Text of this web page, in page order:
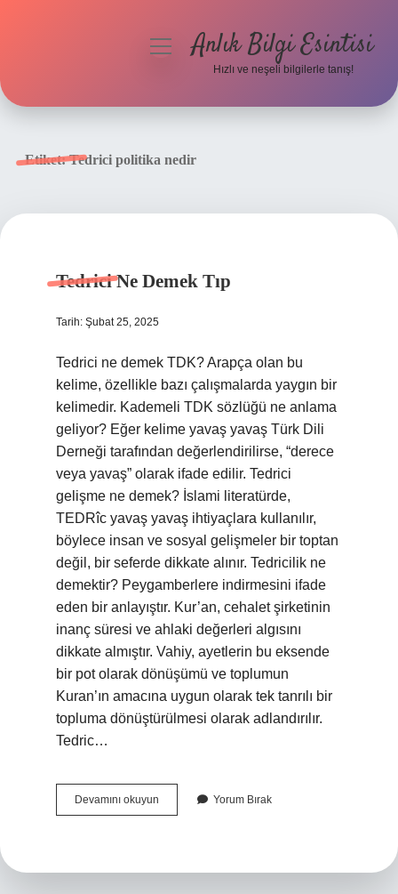
menüyüAnlık Bilgi Esintisi
Hızlı ve neşeli bilgilerle tanış!
Etiket:Tedrici politika nedir
Tedrici Ne Demek Tıp
Tarih: Şubat 25, 2025
Tedrici ne demek TDK? Arapça olan bu
kelime, özellikle bazı çalışmalarda yaygın bir
kelimedir. Kademeli TDK sözlüğü ne anlama
geliyor? Eğer kelime yavaş yavaş Türk Dili
Derneği tarafından değerlendirilirse, “derece
veya yavaş” olarak ifade edilir. Tedrici
gelişme ne demek? İslami literatürde,
TEDRîc yavaş yavaş ihtiyaçlara kullanılır,
böylece insan ve sosyal gelişmeler bir toptan
değil, bir seferde dikkate alınır. Tedricilik ne
demektir? Peygamberlere indirmesini ifade
eden bir anlayıştır. Kur’an, cehalet şirketinin
inanç süresi ve ahlaki değerleri algısını
dikkate almıştır. Vahiy, ayetlerin bu eksende
bir pot olarak dönüşümü ve toplumun
Kuran’ın amacına uygun olarak tek tanrılı bir
topluma dönüştürülmesi olarak adlandırılır.
Tedric…
Devamını okuyun
Ne
Yorum Bırak